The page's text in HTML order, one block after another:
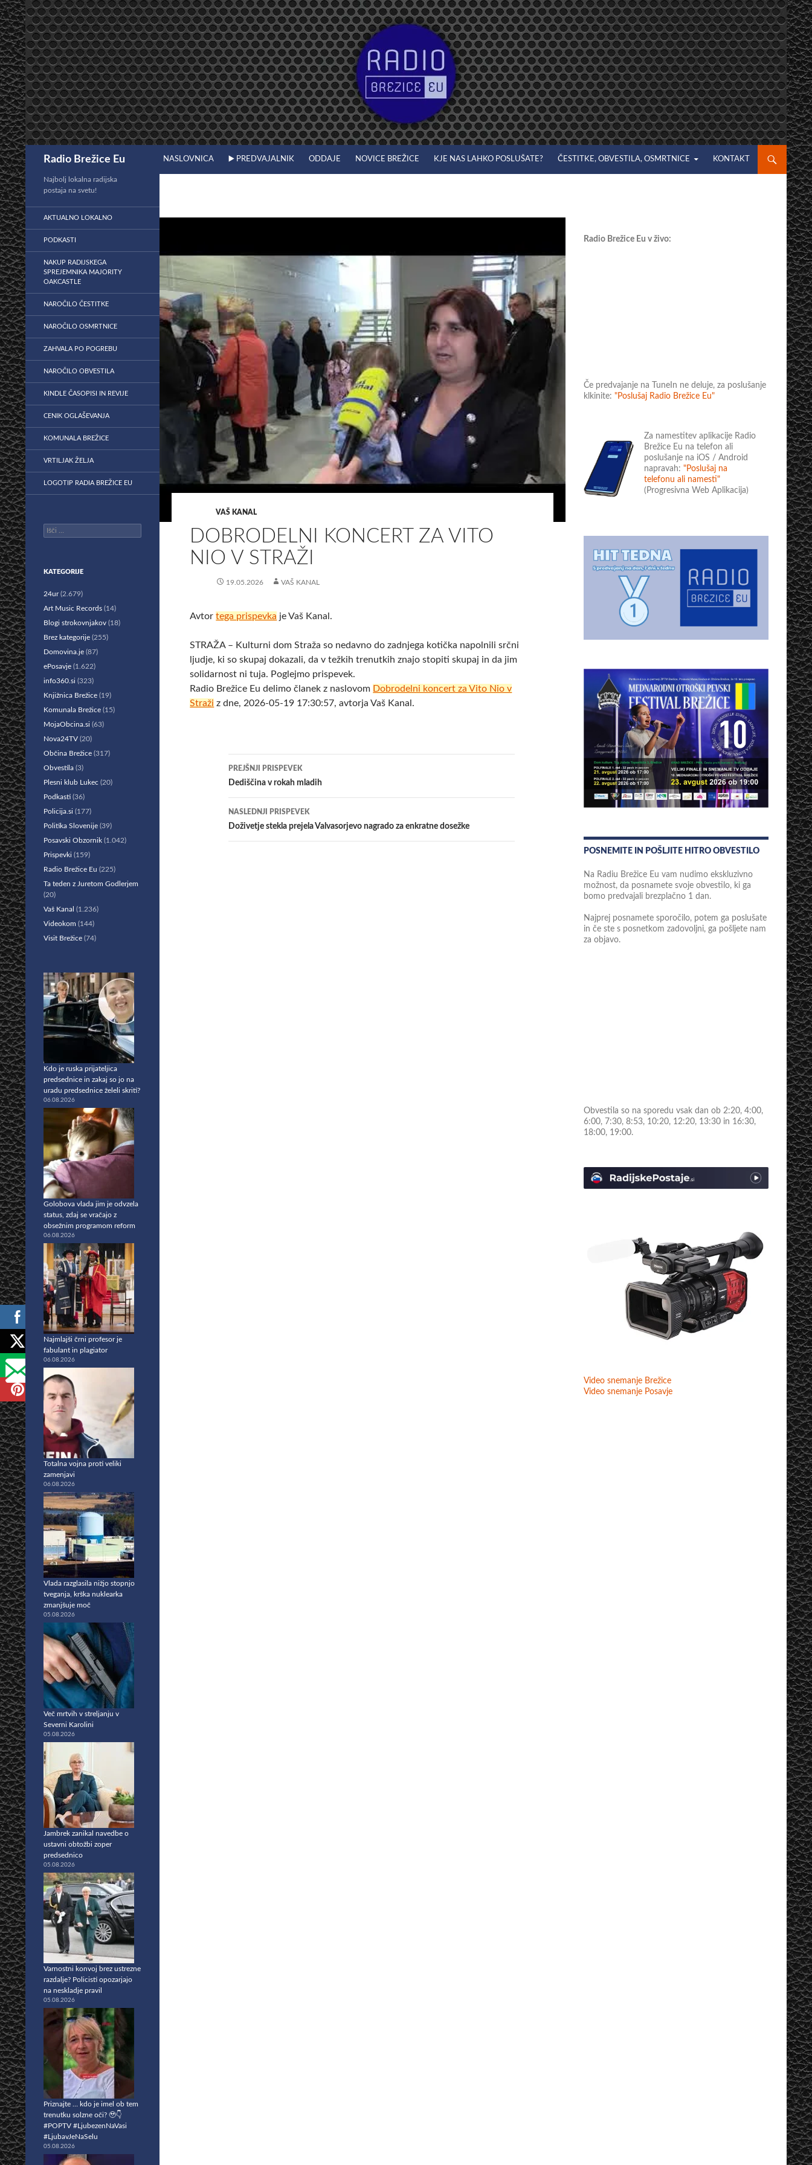
Preskoči
na
vsebino
Radio Brežice Eu NASLOVNICA ▶️ PREDVAJALNIK ODDAJE NOVICE BREŽICE KJE NAS LAHKO POSLUŠATE? ČESTITKE, OBVESTILA, OSMRTNICE KONTAKT
VAŠ KANAL
DOBRODELNI KONCERT ZA VITO
NIO V STRAŽI
19.05.2026 VAŠ KANAL
Avtortega prispevka je Vaš Kanal.
STRAŽA – Kulturni dom Straža so nedavno do zadnjega kotička napolnili srčni
ljudje, ki so skupaj dokazali, da v težkih trenutkih znajo stopiti skupaj in da jim
solidarnost ni tuja. Poglejmo prispevek.
Radio Brežice Eu delimo članek z naslovom Dobrodelni koncert za Vito Nio v
Straži z dne, 2026-05-19 17:30:57, avtorja Vaš Kanal.
Krmarjenje
po
prispevkih
PREJŠNJI PRISPEVEK
Dediščina v rokah mladih
NASLEDNJI PRISPEVEK
Doživetje stekla prejela Valvasorjevo nagrado za enkratne dosežke
Radio Brežice Eu v živo:
Če predvajanje na TuneIn ne deluje, za poslušanje
klkinite: "Poslušaj Radio Brežice Eu"
Za namestitev aplikacije Radio
Brežice Eu na telefon ali
poslušanje na iOS / Android
napravah: "Poslušaj na
telefonu ali namesti"
(Progresivna Web Aplikacija)
POSNEMITE IN POŠLJITE HITRO OBVESTILO
Na Radiu Brežice Eu vam nudimo ekskluzivno
možnost, da posnamete svoje obvestilo, ki ga
bomo predvajali brezplačno 1 dan.
Najprej posnamete sporočilo, potem ga poslušate
in če ste s posnetkom zadovoljni, ga pošljete nam
za objavo.
Obvestila so na sporedu vsak dan ob 2:20, 4:00,
6:00, 7:30, 8:53, 10:20, 12:20, 13:30 in 16:30,
18:00, 19:00.
Video snemanje Brežice
Video snemanje Posavje
Najbolj lokalna radijska
postaja na svetu!
AKTUALNO LOKALNO
PODKASTI
NAKUP RADIJSKEGA
SPREJEMNIKA MAJORITY
OAKCASTLE
NAROČILO ČESTITKE
NAROČILO OSMRTNICE
ZAHVALA PO POGREBU
NAROČILO OBVESTILA
KINDLE ČASOPISI IN REVIJE
CENIK OGLAŠEVANJA
KOMUNALA BREŽICE
VRTILJAK ŽELJA
LOGOTIP RADIA BREŽICE EU
Išči:
KATEGORIJE
24ur(2.679)
Art Music Records (14)
Blogi strokovnjakov (18)
Brez kategorije (255)
Domovina.je (87)
ePosavje (1.622)
info360.si (323)
Knjižnica Brežice (19)
Komunala Brežice (15)
MojaObcina.si (63)
Nova24TV (20)
Občina Brežice (317)
Obvestila (3)
Plesni klub Lukec (20)
Podkasti (36)
Policija.si (177)
Politika Slovenije (39)
Posavski Obzornik (1.042)
Prispevki (159)
Radio Brežice Eu (225)
Ta teden z Juretom Godlerjem
(20)
Vaš Kanal (1.236)
Videokom (144)
Visit Brežice (74)
Kdo je ruska prijateljica
predsednice in zakaj so jo na
uradu predsednice želeli skriti?
06.08.2026
Golobova vlada jim je odvzela
status, zdaj se vračajo z
obsežnim programom reform
06.08.2026
Najmlajši črni profesor je
fabulant in plagiator
06.08.2026
Totalna vojna proti veliki
zamenjavi
06.08.2026
Vlada razglasila nižjo stopnjo
tveganja, krška nuklearka
zmanjšuje moč
05.08.2026
Več mrtvih v streljanju v
Severni Karolini
05.08.2026
Jambrek zanikal navedbe o
ustavni obtožbi zoper
predsednico
05.08.2026
Varnostni konvoj brez ustrezne
razdalje? Policisti opozarjajo
na neskladje pravil
05.08.2026
Priznajte … kdo je imel ob tem
trenutku solzne oči? 🥹👇
#POPTV #LjubezenNaVasi
#LjubavJeNaSelu
05.08.2026